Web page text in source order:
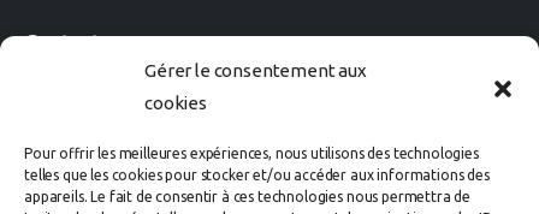
Gérer le consentement aux
cookies
Pour offrir les meilleures expériences, nous utilisons des technologies
telles que les cookies pour stocker et/ou accéder aux informations des
appareils. Le fait de consentir à ces technologies nous permettra de
Contact
02 40 60 02 80
Avenue des Rosières
44500 LA BAULE Cedex